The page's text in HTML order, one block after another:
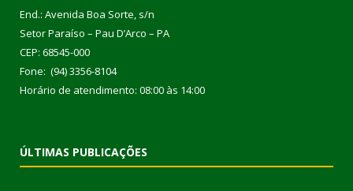
End.: Avenida Boa Sorte, s/n
Setor Paraíso – Pau D’Arco – PA
CEP: 68545-000
Fone: (94) 3356-8104
Horário de atendimento: 08:00 às 14:00
ÚLTIMAS PUBLICAÇÕES